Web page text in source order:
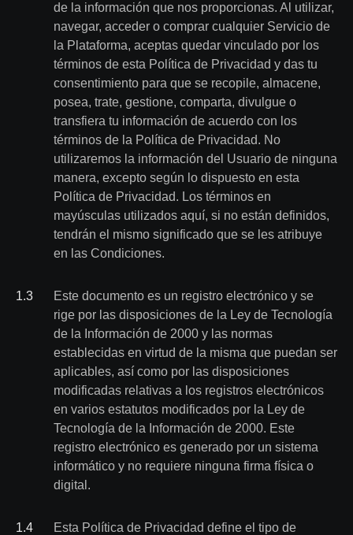
de la información que nos proporcionas. Al utilizar,
navegar, acceder o comprar cualquier Servicio de
la Plataforma, aceptas quedar vinculado por los
términos de esta Política de Privacidad y das tu
consentimiento para que se recopile, almacene,
posea, trate, gestione, comparta, divulgue o
transfiera tu información de acuerdo con los
términos de la Política de Privacidad. No
utilizaremos la información del Usuario de ninguna
manera, excepto según lo dispuesto en esta
Política de Privacidad. Los términos en
mayúsculas utilizados aquí, si no están definidos,
tendrán el mismo significado que se les atribuye
en las Condiciones.
1.3
Este documento es un registro electrónico y se
rige por las disposiciones de la Ley de Tecnología
de la Información de 2000 y las normas
establecidas en virtud de la misma que puedan ser
aplicables, así como por las disposiciones
modificadas relativas a los registros electrónicos
en varios estatutos modificados por la Ley de
Tecnología de la Información de 2000. Este
registro electrónico es generado por un sistema
informático y no requiere ninguna firma física o
digital.
1.4
Esta Política de Privacidad define el tipo de